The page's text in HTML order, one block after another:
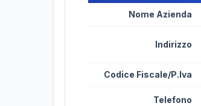
Nome Azienda
Indirizzo
Codice Fiscale/P.Iva
Telefono